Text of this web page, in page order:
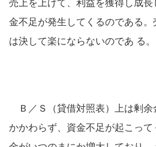
売上を上げて、利益を獲得し成
金不足が発生してくるのである
は決して楽にならないのであ る。
Ｂ／Ｓ（貸借対照表）上は剰余
かかわらず、資金不足が起こって